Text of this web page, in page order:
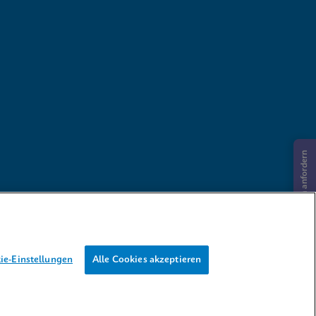
Informationen anfordern
Einstellungen Alle Cookies akzeptieren